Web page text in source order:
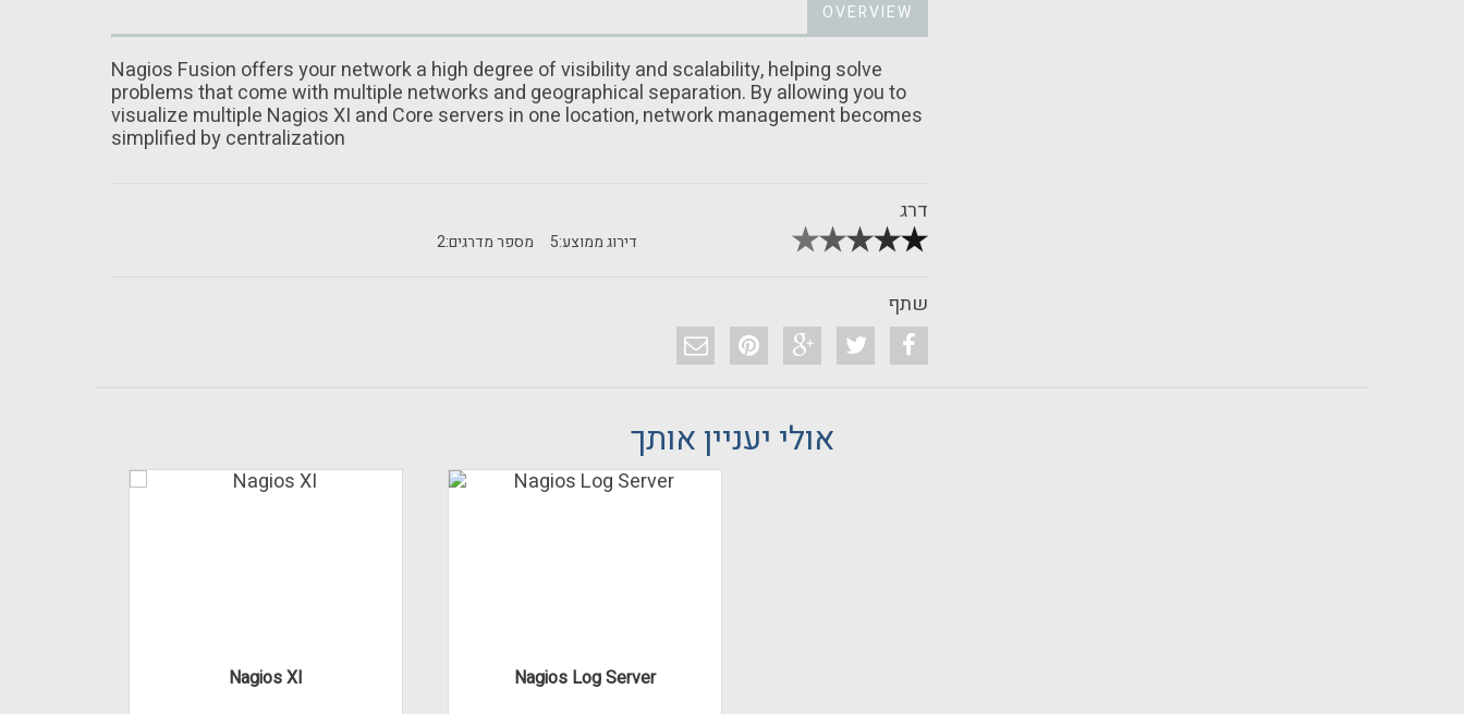
OVERVIEW
Nagios Fusion offers your network a high degree of visibility and scalability, helping solve
problems that come with multiple networks and geographical separation. By allowing you to
visualize multiple Nagios XI and Core servers in one location, network management becomes
simplified by centralization
דרג
מספר מדרגים:2 דירוג ממוצע:5
שתף
אולי יעניין אותך
Nagios XI Nagios Log Server